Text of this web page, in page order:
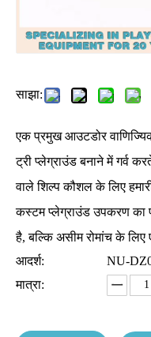
साझा:
एक प्रमुख आउटडोर
ट्री प्लेग्राउंड बनाने में गर्व
वाले शिल्प कौशल के लिए
कस्टम प्लेग्राउंड उपकरण
है, बल्कि असीम रोमांच के लिए
आदर्श:
NU-
मात्रा: